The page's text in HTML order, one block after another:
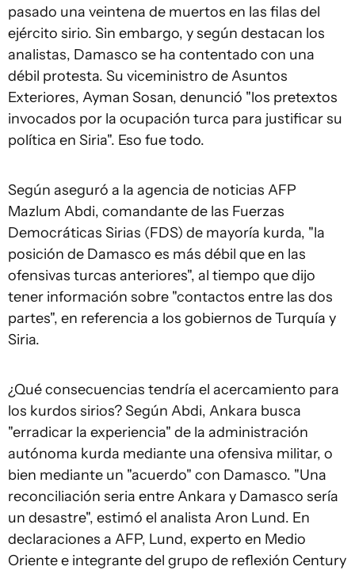
pasado una veintena de muertos en las filas del
ejército sirio. Sin embargo, y según destacan los
analistas, Damasco se ha contentado con una
débil protesta. Su viceministro de Asuntos
Exteriores, Ayman Sosan, denunció "los pretextos
invocados por la ocupación turca para justificar su
política en Siria". Eso fue todo.
Según aseguró a la agencia de noticias AFP
Mazlum Abdi, comandante de las Fuerzas
Democráticas Sirias (FDS) de mayoría kurda, "la
posición de Damasco es más débil que en las
ofensivas turcas anteriores", al tiempo que dijo
tener información sobre "contactos entre las dos
partes", en referencia a los gobiernos de Turquía y
Siria.
¿Qué consecuencias tendría el acercamiento para
los kurdos sirios? Según Abdi, Ankara busca
"erradicar la experiencia" de la administración
autónoma kurda mediante una ofensiva militar, o
bien mediante un "acuerdo" con Damasco. "Una
reconciliación seria entre Ankara y Damasco sería
un desastre", estimó el analista Aron Lund. En
declaraciones a AFP, Lund, experto en Medio
Oriente e integrante del grupo de reflexión Century